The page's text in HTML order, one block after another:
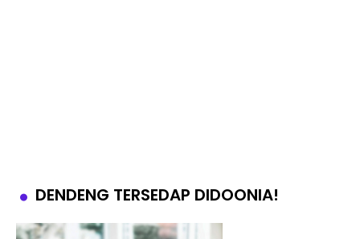
DENDENG TERSEDAP DIDOONIA!